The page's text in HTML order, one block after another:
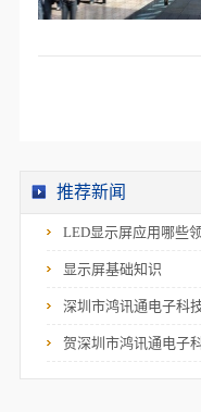
推荐新闻
LED显示屏应用哪些
显示屏基础知识
深圳市鸿讯通电子科
贺深圳市鸿讯通电子